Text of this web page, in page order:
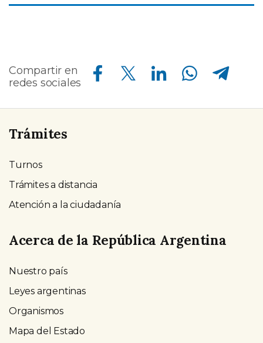
Compartir en
redes sociales
Compartir en Facebook Compartir en Twitter Compartir en Linkedin Compartir en Whatsapp
Trámites
Turnos
Trámites a distancia
Atención a la ciudadanía
Acerca de la República Argentina
Nuestro país
Leyes argentinas
Organismos
Mapa del Estado